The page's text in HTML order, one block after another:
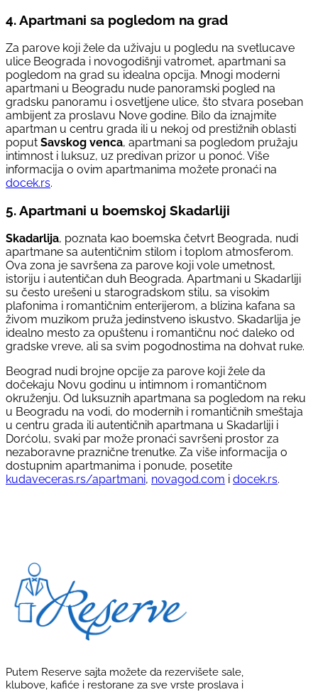
4. Apartmani sa pogledom na grad
Za parove koji žele da uživaju u pogledu na svetlucave
ulice Beograda i novogodišnji vatromet, apartmani sa
pogledom na grad su idealna opcija. Mnogi moderni
apartmani u Beogradu nude panoramski pogled na
gradsku panoramu i osvetljene ulice, što stvara poseban
ambijent za proslavu Nove godine. Bilo da iznajmite
apartman u centru grada ili u nekoj od prestižnih oblasti
poput Savskog venca, apartmani sa pogledom pružaju
intimnost i luksuz, uz predivan prizor u ponoć. Više
informacija o ovim apartmanima možete pronaći na
docek.rs.
5. Apartmani u boemskoj Skadarliji
Skadarlija, poznata kao boemska četvrt Beograda, nudi
apartmane sa autentičnim stilom i toplom atmosferom.
Ova zona je savršena za parove koji vole umetnost,
istoriju i autentičan duh Beograda. Apartmani u Skadarliji
su često urešeni u starogradskom stilu, sa visokim
plafonima i romantičnim enterijerom, a blizina kafana sa
živom muzikom pruža jedinstveno iskustvo. Skadarlija je
idealno mesto za opuštenu i romantičnu noć daleko od
gradske vreve, ali sa svim pogodnostima na dohvat ruke.
Beograd nudi brojne opcije za parove koji žele da
dočekaju Novu godinu u intimnom i romantičnom
okruženju. Od luksuznih apartmana sa pogledom na reku
u Beogradu na vodi, do modernih i romantičnih smeštaja
u centru grada ili autentičnih apartmana u Skadarliji i
Dorćolu, svaki par može pronaći savršeni prostor za
nezaboravne praznične trenutke. Za više informacija o
dostupnim apartmanima i ponude, posetite
kudaveceras.rs/apartmani, novagod.com i docek.rs.
Putem Reserve sajta možete da rezervišete sale,
klubove, kafiće i restorane za sve vrste proslava i